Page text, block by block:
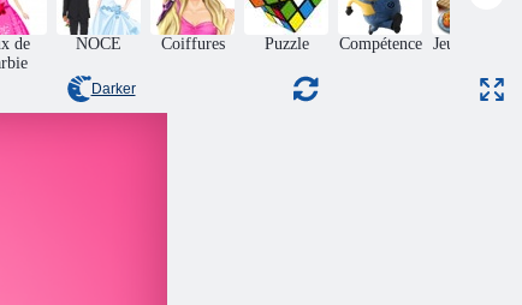
Go Happy
1056
Haaland drôle de
tête
Tuer le temps au
de
NOCE Coiffures Puzzle Compétence
Jeux de fille
Darker